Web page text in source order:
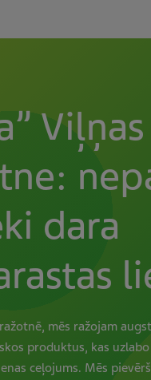
Viļņas
dara
ražotnē, mēs ražojam
produktus, kas
ceļojums. Mēs